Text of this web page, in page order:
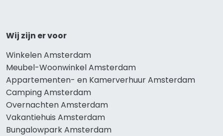
Wij zijn er voor
Winkelen Amsterdam
Meubel-Woonwinkel Amsterdam
Appartementen- en Kamerverhuur Amsterdam
Camping Amsterdam
Overnachten Amsterdam
Vakantiehuis Amsterdam
Bungalowpark Amsterdam